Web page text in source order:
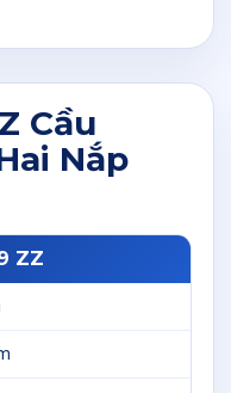
Cầu
Nắp
ZZ